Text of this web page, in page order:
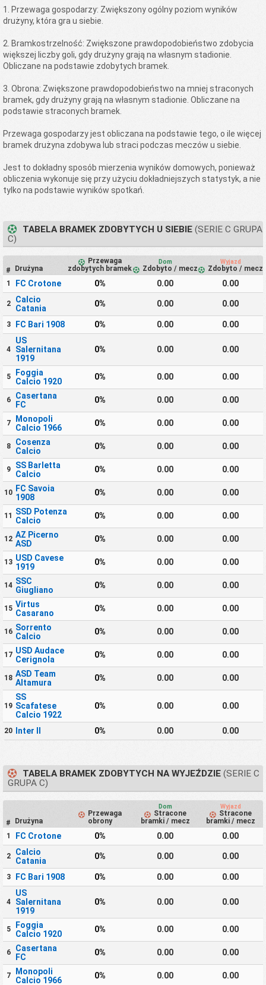
1. Przewaga gospodarzy: Zwiększony ogólny poziom wyników
drużyny, która gra u siebie.
2. Bramkostrzelność: Zwiększone prawdopodobieństwo zdobycia
większej liczby goli, gdy drużyny grają na własnym stadionie.
Obliczane na podstawie zdobytych bramek.
3. Obrona: Zwiększone prawdopodobieństwo na mniej straconych
bramek, gdy drużyny grają na własnym stadionie. Obliczane na
podstawie straconych bramek.
Przewaga gospodarzy jest obliczana na podstawie tego, o ile więcej
bramek drużyna zdobywa lub straci podczas meczów u siebie.
Jest to dokładny sposób mierzenia wyników domowych, ponieważ
obliczenia wykonuje się przy użyciu dokładniejszych statystyk, a nie
tylko na podstawie wyników spotkań.
TABELA BRAMEK ZDOBYTYCH U SIEBIE(SERIE C GRUPA
C)
# Drużyna
Przewaga
zdobytych bramek
Dom
Zdobyto / mecz
Wyjazd
Zdobyto / mecz
1
FC Crotone 0% 0.00 0.00
2
Calcio
Catania
0% 0.00 0.00
3 FC Bari 1908 0% 0.00 0.00
4
US
Salernitana
1919
0% 0.00 0.00
5
Foggia
Calcio 1920
0% 0.00 0.00
6
Casertana
FC
0% 0.00 0.00
7
Monopoli
Calcio 1966
0% 0.00 0.00
8
Cosenza
Calcio
0% 0.00 0.00
9
SS Barletta
Calcio
0% 0.00 0.00
10 FC Savoia
1908
0% 0.00 0.00
11
SSD Potenza
Calcio
0% 0.00 0.00
12 AZ Picerno
ASD
0% 0.00 0.00
13 USD Cavese
1919
0% 0.00 0.00
14 SSC
Giugliano
0% 0.00 0.00
15 Virtus
Casarano
0% 0.00 0.00
16 Sorrento
Calcio
0% 0.00 0.00
17 USD Audace
Cerignola
0% 0.00 0.00
18 ASD Team
Altamura
0% 0.00 0.00
19
SS
Scafatese
Calcio 1922
0% 0.00 0.00
20 Inter II 0% 0.00 0.00
TABELA BRAMEK ZDOBYTYCH NA WYJEŹDZIE(SERIE C
GRUPA C)
# Drużyna
Przewaga
obrony
Dom
Stracone
bramki / mecz
Wyjazd
Stracone
bramki / mecz
1
FC Crotone 0% 0.00 0.00
2
Calcio
Catania
0% 0.00 0.00
3 FC Bari 1908 0% 0.00 0.00
4
US
Salernitana
1919
0% 0.00 0.00
5
Foggia
Calcio 1920
0% 0.00 0.00
6
Casertana
FC
0% 0.00 0.00
7
Monopoli
Calcio 1966
0% 0.00 0.00